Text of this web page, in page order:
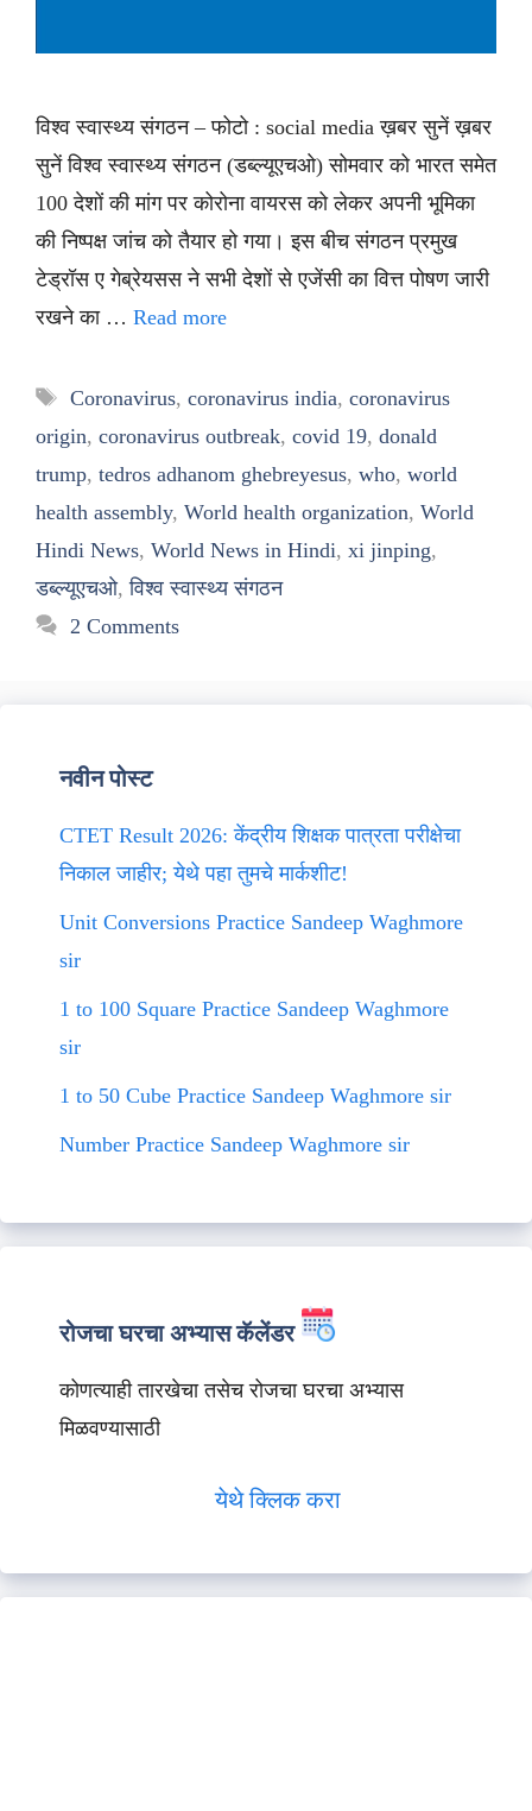
विश्व स्वास्थ्य संगठन – फोटो : social media ख़बर सुनें ख़बर
सुनें विश्व स्वास्थ्य संगठन (डब्ल्यूएचओ) सोमवार को भारत समेत
100 देशों की मांग पर कोरोना वायरस को लेकर अपनी भूमिका
की निष्पक्ष जांच को तैयार हो गया। इस बीच संगठन प्रमुख
टेड्रॉस ए गेब्रेयसस ने सभी देशों से एजेंसी का वित्त पोषण जारी
रखने का … Read more
Tags
Coronavirus, coronavirus india, coronavirus
origin, coronavirus outbreak, covid 19, donald
trump, tedros adhanom ghebreyesus, who, world
health assembly, World health organization, World
Hindi News, World News in Hindi, xi jinping,
डब्ल्यूएचओ,विश्व स्वास्थ्य संगठन
2 Comments
नवीन पोस्ट
CTET Result 2026: केंद्रीय शिक्षक पात्रता परीक्षेचा
निकाल जाहीर; येथे पहा तुमचे मार्कशीट!
Unit Conversions Practice Sandeep Waghmore
sir
1 to 100 Square Practice Sandeep Waghmore
sir
1 to 50 Cube Practice Sandeep Waghmore sir
Number Practice Sandeep Waghmore sir
रोजचा घरचा अभ्यास कॅलेंडर
कोणत्याही तारखेचा तसेच रोजचा घरचा अभ्यास
मिळवण्यासाठी
येथे क्लिक करा